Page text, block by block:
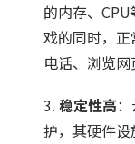
的内存、
戏的同时，
电话、浏览网
3. 稳定性高
护，其硬件